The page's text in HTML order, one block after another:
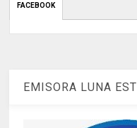
FACEBOOK
EMISORA LUNA